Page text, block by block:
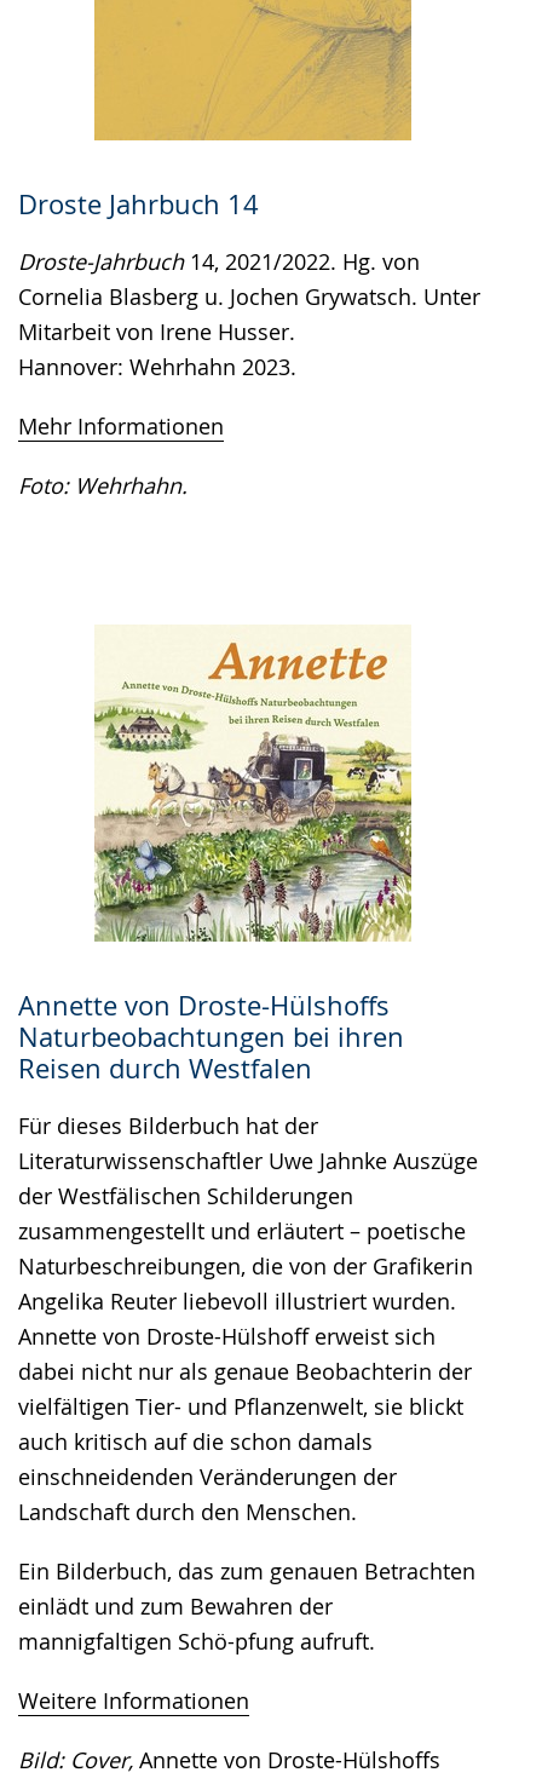
Droste Jahrbuch 14
Droste-Jahrbuch 14, 2021/2022. Hg. von
Cornelia Blasberg u. Jochen Grywatsch. Unter
Mitarbeit von Irene Husser.
Hannover: Wehrhahn 2023.
Mehr Informationen
Foto: Wehrhahn.
Annette von Droste-Hülshoffs
Naturbeobachtungen bei ihren
Reisen durch Westfalen
Für dieses Bilderbuch hat der
Literaturwissenschaftler Uwe Jahnke Auszüge
der Westfälischen Schilderungen
zusammengestellt und erläutert – poetische
Naturbeschreibungen, die von der Grafikerin
Angelika Reuter liebevoll illustriert wurden.
Annette von Droste-Hülshoff erweist sich
dabei nicht nur als genaue Beobachterin der
vielfältigen Tier- und Pflanzenwelt, sie blickt
auch kritisch auf die schon damals
einschneidenden Veränderungen der
Landschaft durch den Menschen.
Ein Bilderbuch, das zum genauen Betrachten
einlädt und zum Bewahren der
mannigfaltigen Schö-pfung aufruft.
Weitere Informationen
Bild: Cover, Annette von Droste-Hülshoffs